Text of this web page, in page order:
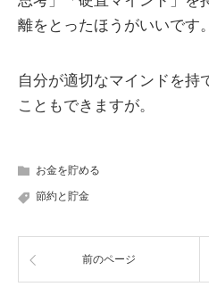
離をとったほうがいいです。
自分が適切なマインドを持
こともできますが。
お金を貯める
節約と貯金
前のページ